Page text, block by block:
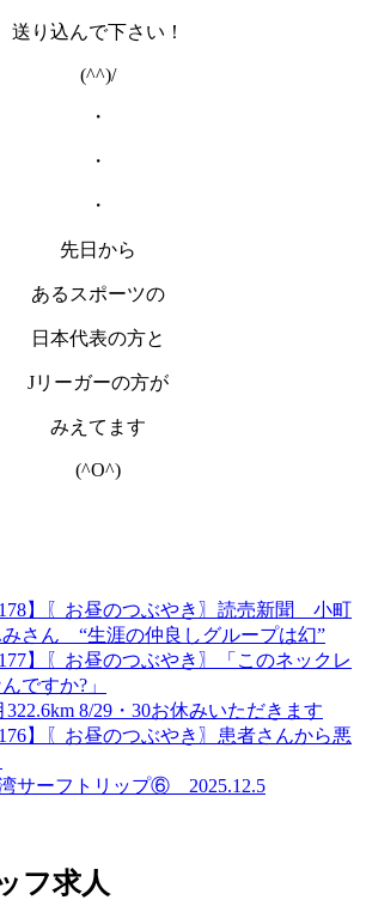
送り込んで下さい！
(^^)/
・
・
・
先日から
あるスポーツの
日本代表の方と
Jリーガーの方が
みえてます
(^O^)
178】〖お昼のつぶやき〗読売新聞 小町
さん “生涯の仲良しグループは幻”
177】〖お昼のつぶやき〗「このネックレ
ですか?」
322.6km 8/29・30お休みいただきます
176】〖お昼のつぶやき〗患者さんから悪
サーフトリップ⑥ 2025.12.5
フ求人